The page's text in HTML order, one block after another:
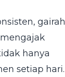
gairah
hanya
setiap hari.